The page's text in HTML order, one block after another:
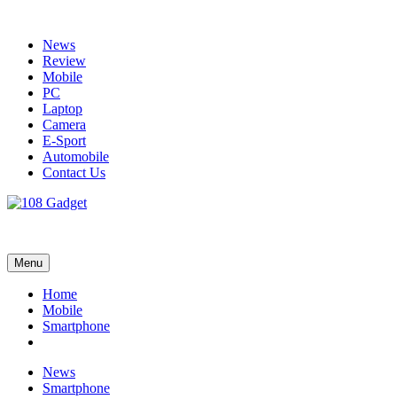
contentNews
Review
Mobile
PC
Laptop
Camera
E-Sport
Automobile
Contact Us
Menu
Home
Mobile
Smartphone
News
Smartphone